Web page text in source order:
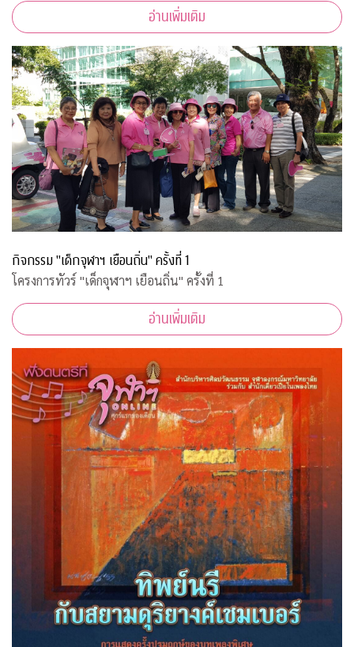
อ่านเพิ่มเติม
กิจกรรม "เด็กจุฬาฯ เยือนถิ่น" ครั้งที่ 1
โครงการทัวร์ "เด็กจุฬาฯ เยือนถิ่น" ครั้งที่ 1
อ่านเพิ่มเติม